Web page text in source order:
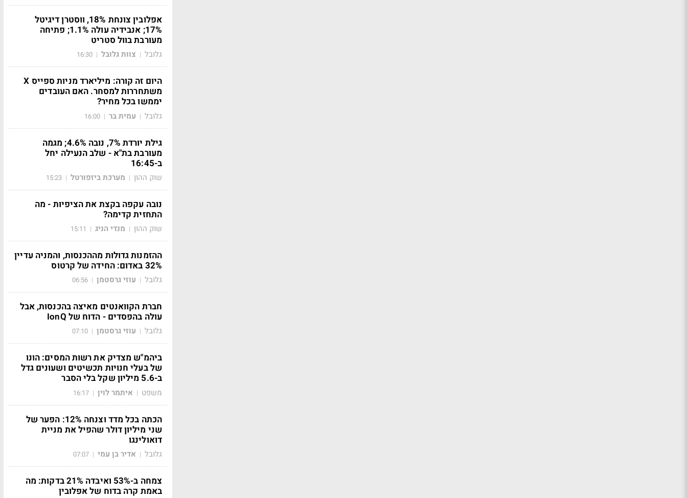
אפלובין צונחת 18%, ווסטרן דיגיטל
17%; אנבידיה עולה 1.1%; פתיחה
מעורבת בוול סטריט
גלובל | צוות גלובל |
16:30
היום זה קורה: מיליארד מניות ספייס X
משתחררות למסחר. האם העובדים
יממשו בכל מחיר?
גלובל | עמית בר |
16:00
גילת יורדת 7%, נובה 4.6%; מגמה
מעורבת בת"א - שלב הנעילה יחל
ב-16:45
שוק ההון | מערכת ביזפורטל |
15:23
נובה עקפה בקצת את הציפיות - מה
התחזית קדימה?
שוק ההון | מנדי הניג |
15:11
ההזמנות גדולות מההכנסות, והמניה עדיין
32% באדום: החידה של קרטוס
גלובל | עוזי גרסטמן |
06:56
חברת הקוואנטים מאיצה בהכנסות, אבל
עולה בהפסדים - הדוח של IonQ
גלובל | עוזי גרסטמן |
07:10
ביהמ"ש מצדיק את רשות המסים: הונו
של בעלי חנויות תכשיטים ושעונים גדל
ב-5.6 מיליון שקל בלי הסבר
משפט | איתמר לוין |
16:17
הכתה בכל מדד וצנחה 12%: הפער של
שני מיליון דולר שהפיל את מניית
דואולינגו
גלובל | אדיר בן עמי |
07:07
צמחה ב-53% ואיבדה 21% בדקות: מה
באמת קרה בדוח של אפלובין